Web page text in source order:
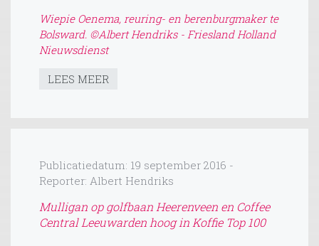
Wiepie Oenema, reuring- en berenburgmaker te
Bolsward. ©Albert Hendriks - Friesland Holland
Nieuwsdienst
LEES MEER
Publicatiedatum: 19 september 2016 -
Reporter: Albert Hendriks
Mulligan op golfbaan Heerenveen en Coffee
Central Leeuwarden hoog in Koffie Top 100